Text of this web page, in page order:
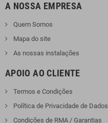
A NOSSA EMPRESA
Quem Somos
Mapa do site
As nossas instalações
APOIO AO CLIENTE
Termos e Condições
Política de Privacidade de Dados
Condições de RMA / Garantias